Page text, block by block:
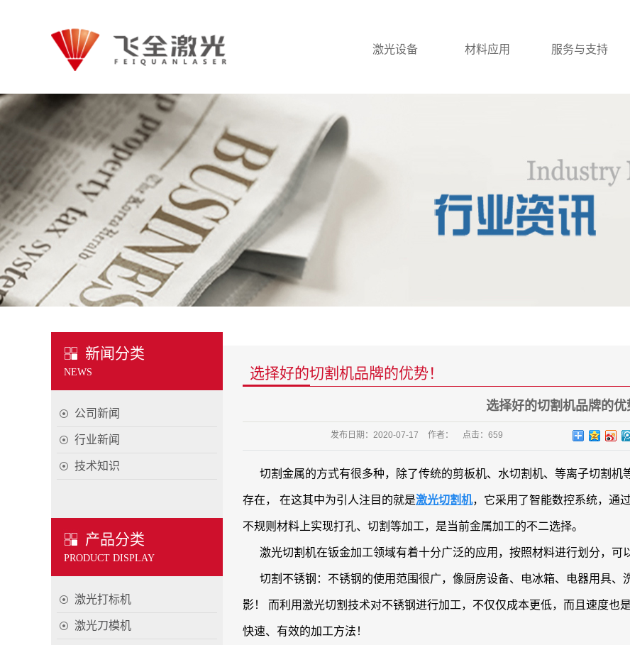
激光设备 材料应用 服务与支持
新闻分类
NEWS
公司新闻
行业新闻
技术知识
产品分类
PRODUCT DISPLAY
激光打标机
激光刀模机
选择好的切割机品牌的优势！
选择好的切割机品牌的优
发布日期： 2020-07-17 作者： 点击： 659
切割金属的方式有很多种，除了传统的剪板机、水切割机、等离子切割机
存在， 在这其中为引人注目的就是激光切割机，它采用了智能数控系统，通
不规则材料上实现打孔、切割等加工，是当前金属加工的不二选择。
激光切割机在钣金加工领域有着十分广泛的应用，按照材料进行划分，可
切割不锈钢：不锈钢的使用范围很广，像厨房设备、电冰箱、电器用具
影！ 而利用激光切割技术对不锈钢进行加工，不仅仅成本更低，而且速度也
快速、有效的加工方法！